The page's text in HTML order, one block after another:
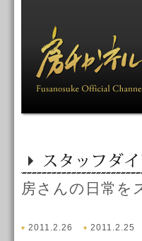
房さんの日常を
2011.2.26 2011.2.25